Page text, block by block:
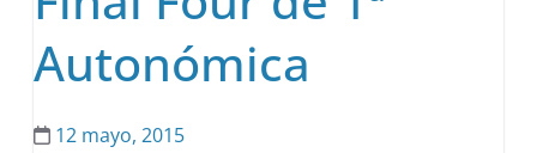
Autonómica
12 mayo, 2015